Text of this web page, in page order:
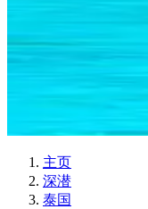
主页
深潜
泰国